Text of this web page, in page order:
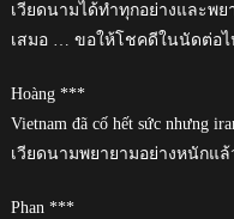
เวียดนามได้ทำทุกอย่างและพ
เสมอ … ขอให้โชคดีในนัดต่อ
Hoàng ***
Vietnam đã cố hết sức nhưng
เวียดนามพยายามอย่างหนักแ
Phan ***